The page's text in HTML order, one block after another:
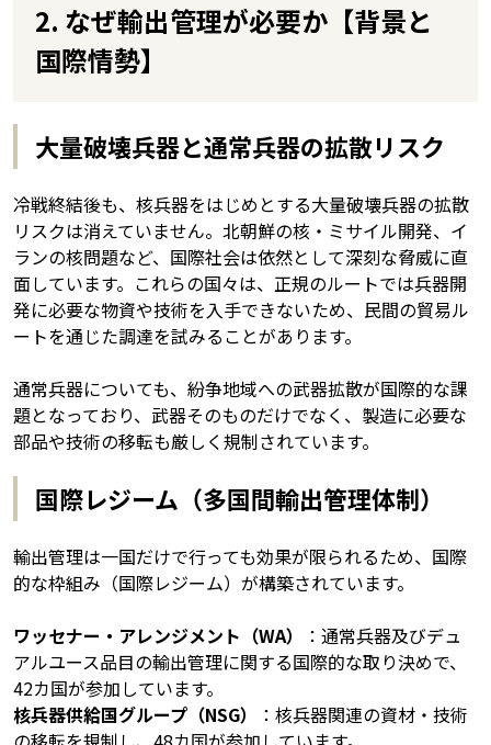
2. なぜ輸出管理が必要か【背景と
国際情勢】
大量破壊兵器と通常兵器の拡散リスク
冷戦終結後も、核兵器をはじめとする大量破壊兵器の拡散
リスクは消えていません。北朝鮮の核・ミサイル開発、イ
ランの核問題など、国際社会は依然として深刻な脅威に直
面しています。これらの国々は、正規のルートでは兵器開
発に必要な物資や技術を入手できないため、民間の貿易ル
ートを通じた調達を試みることがあります。
通常兵器についても、紛争地域への武器拡散が国際的な課
題となっており、武器そのものだけでなく、製造に必要な
部品や技術の移転も厳しく規制されています。
国際レジーム（多国間輸出管理体制）
輸出管理は一国だけで行っても効果が限られるため、国際
的な枠組み（国際レジーム）が構築されています。
ワッセナー・アレンジメント（WA）
：通常兵器及びデュ
アルユース品目の輸出管理に関する国際的な取り決めで、
42カ国が参加しています。
核兵器供給国グループ（NSG）
：核兵器関連の資材・技術